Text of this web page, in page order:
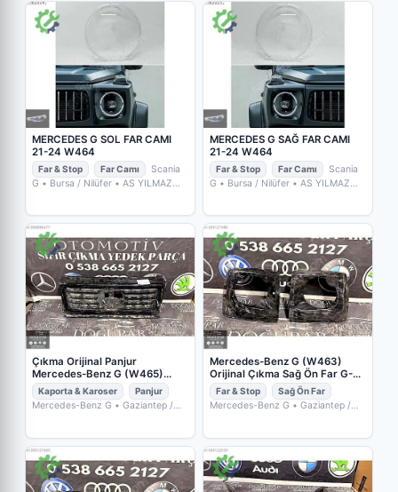
MERCEDES G SOL FAR CAMI
21-24 W464
Far & Stop Far Camı
Scania
G • Bursa / Nilüfer • AS YILMAZ
MERCEDES G SAĞ FAR CAMI
21-24 W464
Far & Stop Far Camı
Scania
G • Bursa / Nilüfer • AS YILMAZ
Çıkma Orijinal Panjur
Mercedes-Benz G (W465)
A4658880100
Kaporta & Karoser Panjur
Mercedes-Benz G • Gaziantep /
Mercedes-Benz G (W463)
Orijinal Çıkma Sağ Ön Far G-
CLASS
Far & Stop Sağ Ön Far
Mercedes-Benz G • Gaziantep /